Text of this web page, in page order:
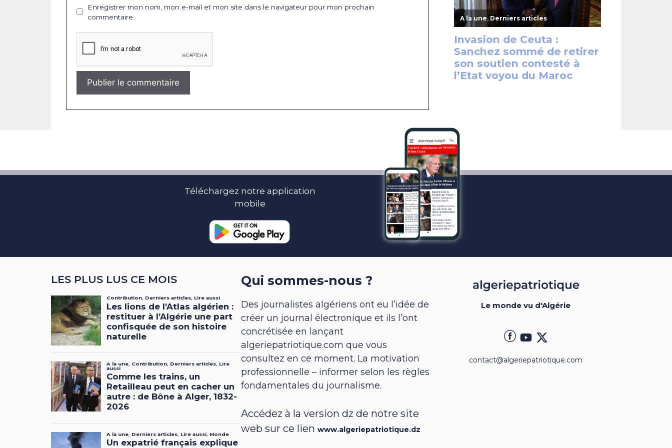
Enregistrer mon nom, mon e-mail et mon site dans le navigateur pour mon prochain
commentaire.
Téléchargez notre application
mobile
LES PLUS LUS CE MOIS Qui sommes-nous ?
Des journalistes algériens ont eu l’idée de
créer un journal électronique et ils l’ont
concrétisée en lançant
algeriepatriotique.com que vous
consultez en ce moment. La motivation
professionnelle – informer selon les règles
fondamentales du journalisme.
Accédez à la version dz de notre site
web sur ce lienwww.algeriepatriotique.dz
Le monde vu d'Algérie
contact@algeriepatriotique.com